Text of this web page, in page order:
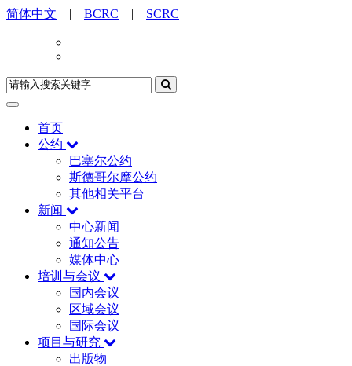
简体中文 | BCRC | SCRC
首页
公约
巴塞尔公约
斯德哥尔摩公约
其他相关平台
新闻
中心新闻
通知公告
媒体中心
培训与会议
国内会议
区域会议
国际会议
项目与研究
出版物